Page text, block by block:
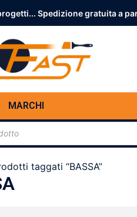
Spedizione g |
MARCHI
taggati “BASSA”